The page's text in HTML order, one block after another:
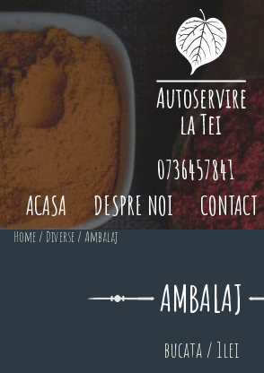
ACASA DESPRE NOI CONTACT
0736457841
Home / Diverse / Ambalaj
AMBALAJ
bucata / 1lei